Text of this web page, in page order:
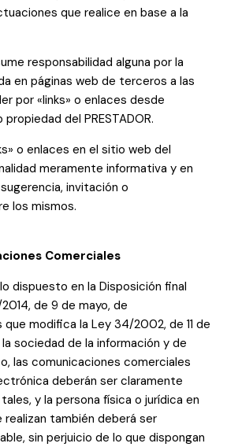
que realice en base a la
responsabilidad alguna por la
en páginas web de terceros a las
por «links» o enlaces desde
del PRESTADOR.
o enlaces en el sitio web del
meramente informativa y en
invitación o
los mismos.
Comerciales
dispuesto en la Disposición final
de 9 de mayo, de
modifica la Ley 34/2002, de 11 de
sociedad de la información y de
las comunicaciones comerciales
deberán ser claramente
y la persona física o jurídica en
realizan también deberá ser
sin perjuicio de lo que dispongan